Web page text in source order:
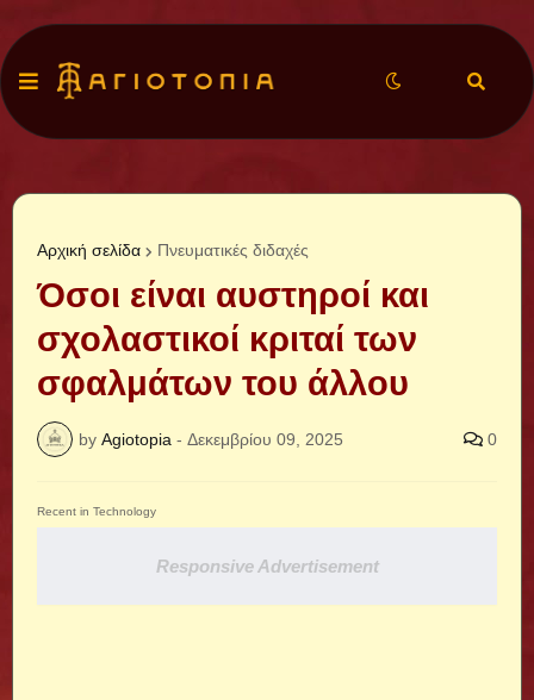
Αρχική σελίδα Πνευματικές διδαχές
Όσοι είναι αυστηροί και
σχολαστικοί κριταί των
σφαλμάτων του άλλου
by Agiotopia - Δεκεμβρίου 09, 2025 0
Recent in Technology
Responsive Advertisement